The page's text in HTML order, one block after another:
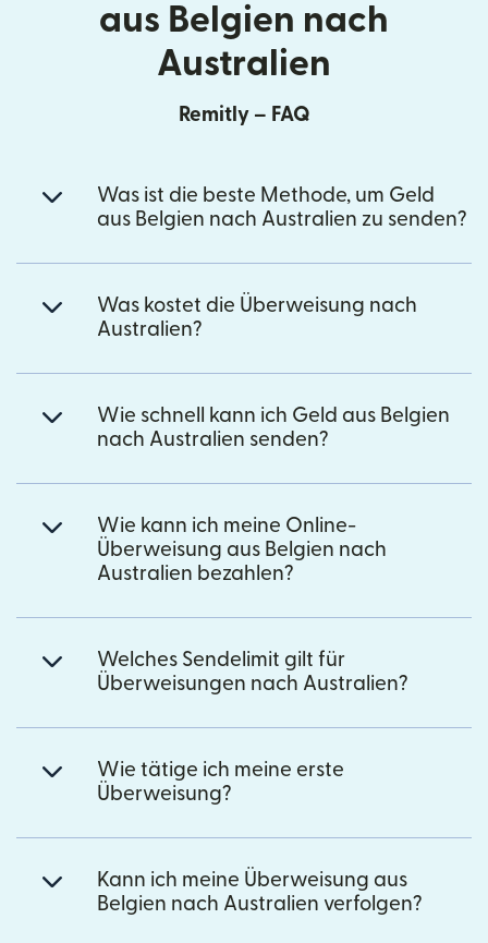
aus Belgien nach
Australien
Remitly – FAQ
Was ist die beste Methode, um Geld
aus Belgien nach Australien zu senden?
Was kostet die Überweisung nach
Australien?
Wie schnell kann ich Geld aus Belgien
nach Australien senden?
Wie kann ich meine Online-
Überweisung aus Belgien nach
Australien bezahlen?
Welches Sendelimit gilt für
Überweisungen nach Australien?
Wie tätige ich meine erste
Überweisung?
Kann ich meine Überweisung aus
Belgien nach Australien verfolgen?